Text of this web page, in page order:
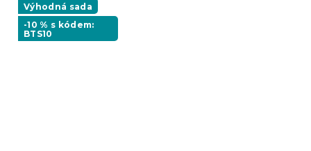
Výhodná sada
-10 % s kódem:
BTS10